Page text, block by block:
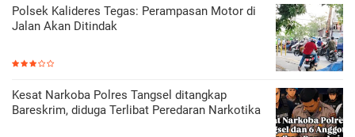
Polsek Kalideres Tegas: Perampasan Motor di
Jalan Akan Ditindak
Kesat Narkoba Polres Tangsel ditangkap
Bareskrim, diduga Terlibat Peredaran Narkotika